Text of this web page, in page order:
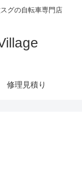
グの自転車専門店
修理見積り